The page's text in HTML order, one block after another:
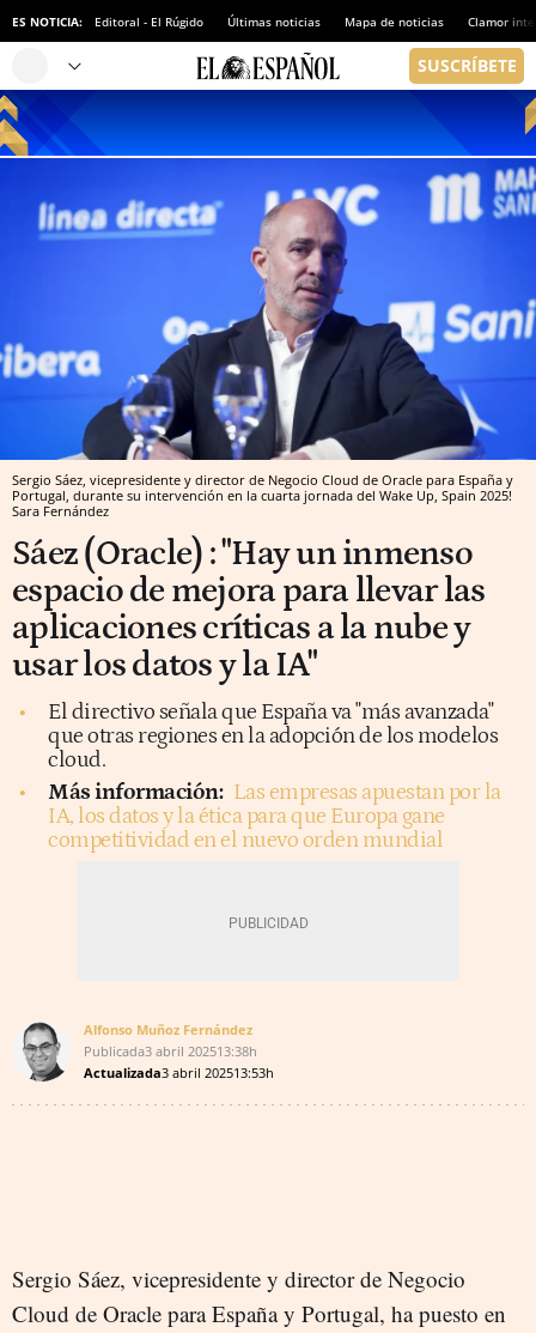
ES NOTICIA: Editoral - El Rúgido Últimas noticias Mapa de noticias Clamor
Sergio Sáez, vicepresidente y director de Negocio Cloud de Oracle para España y
Portugal, durante su intervención en la cuarta jornada del Wake Up, Spain 2025!
Sara Fernández
Sáez (Oracle) : "Hay un inmenso
espacio de mejora para llevar las
aplicaciones críticas a la nube y
usar los datos y la IA"
El directivo señala que España va "más avanzada"
que otras regiones en la adopción de los modelos
cloud.
Más información: Las empresas apuestan por la
IA, los datos y la ética para que Europa gane
competitividad en el nuevo orden mundial
Alfonso Muñoz Fernández
Publicada3 abril 202513:38h
Actualizada3 abril 202513:53h
Sergio Sáez, vicepresidente y director de Negocio
Cloud de Oracle para España y Portugal, ha puesto en